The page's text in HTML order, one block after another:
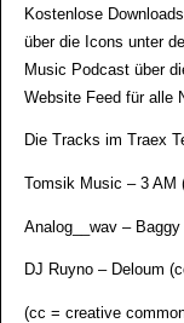
Kostenlose
über die Icons unter
Music Podcast über
Website Feed für alle
Die Tracks im Traex
Tomsik Music – 3
Analog__wav –
DJ Ruyno – Deloum
(cc = creative